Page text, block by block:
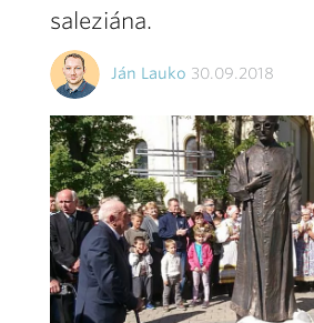
saleziána.
Ján Lauko 30.09.2018